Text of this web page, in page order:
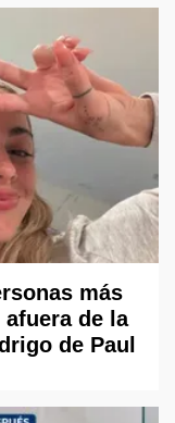
más
de la
de Paul